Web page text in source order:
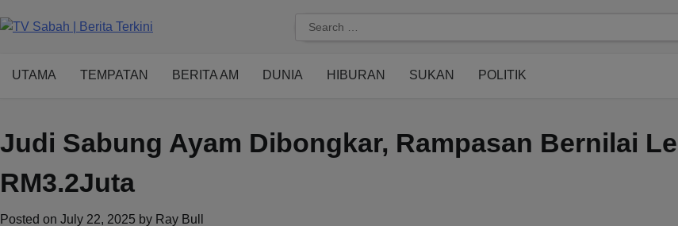
to
Search
for:
UTAMA TEMPATAN BERITA AM DUNIA HIBURAN SUKAN POLITIK
Judi Sabung Ayam Dibongkar, Rampasan Bernilai
RM3.2Juta
Posted on July 22, 2025 by Ray Bull